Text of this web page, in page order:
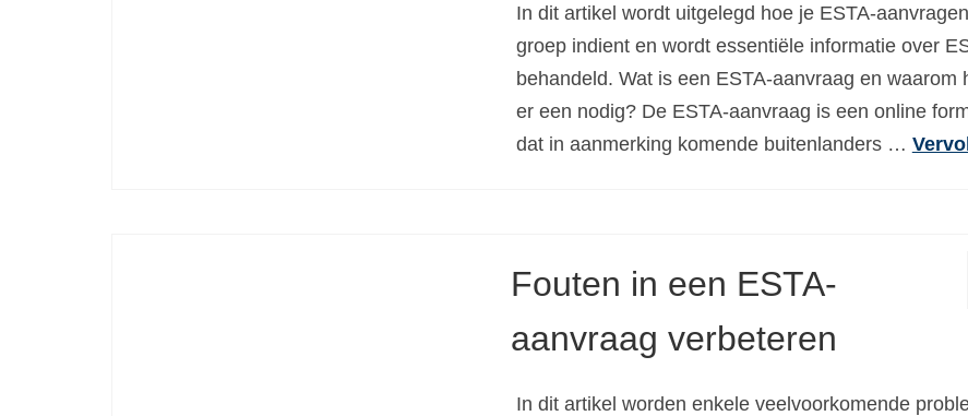
In dit artikel wordt uitgelegd hoe je ESTA-
groep indient en wordt essentiële informatie over
behandeld. Wat is een ESTA-aanvraag en waarom
er een nodig? De ESTA-aanvraag is een online
dat in aanmerking komende buitenlanders …
Fouten in een ESTA-
aanvraag verbeteren
In dit artikel worden enkele veelvoorkomende